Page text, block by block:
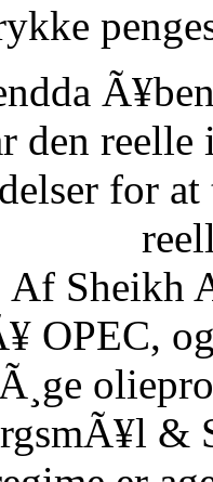
den
for
Af Sheikh
OPEC,
&